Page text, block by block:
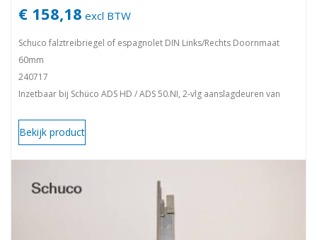
€ 158,18 excl BTW
Schuco falztreibriegel of espagnolet DIN Links/Rechts Doornmaat
60mm
240717
Inzetbaar bij Schüco ADS HD / ADS 50.NI, 2-vlg aanslagdeuren van
U-Stulp INOX. Royal S
Bekijk product